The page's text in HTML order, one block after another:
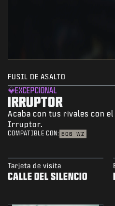
FUSIL DE ASALTO
EXCEPCIONAL
IRRUPTOR
Acaba con tus rivales con
Irruptor.
COMPATIBLE CON: BO6 WZ
Tarjeta de visita
CALLE DEL SILENCIO